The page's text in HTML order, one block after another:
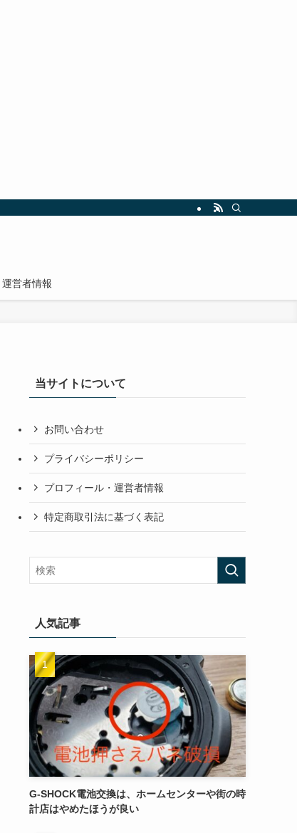
営者情報
当サイトについて
お問い合わせ
プライバシーポリシー
プロフィール・運営者情報
特定商取引法に基づく表記
人気記事
G-SHOCK電池交換は、ホームセンターや街の時
計店はやめたほうが良い